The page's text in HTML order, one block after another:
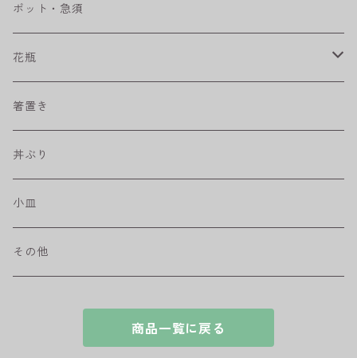
ベベルボウル
プリーツ
藍駒
ワビカップ
ハンディ小皿
和ミモザ
長皿
角皿
取皿
盛皿
カレー＆パスタ皿
中鉢
小鉢
カップ
マグカップ
フリーカップ
そば猪口
ポット・急須
花瓶
水差し
箸置き
丼ぶり
小皿
その他
商品一覧に戻る